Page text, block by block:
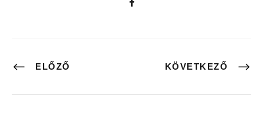
ELŐZŐ KÖVETKEZŐ